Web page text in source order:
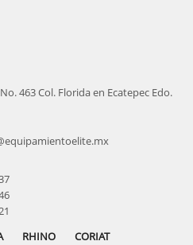
463 Col. Florida en Ecatepec Edo.
RHINO
CORIAT